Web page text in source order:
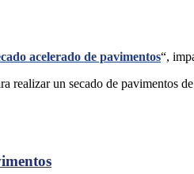
acelerado de pavimentos“,
realizar un secado de pavimentos